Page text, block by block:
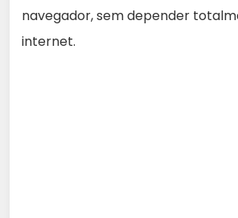
navegador, sem depender
internet.